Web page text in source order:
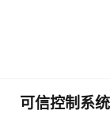
可信控制系